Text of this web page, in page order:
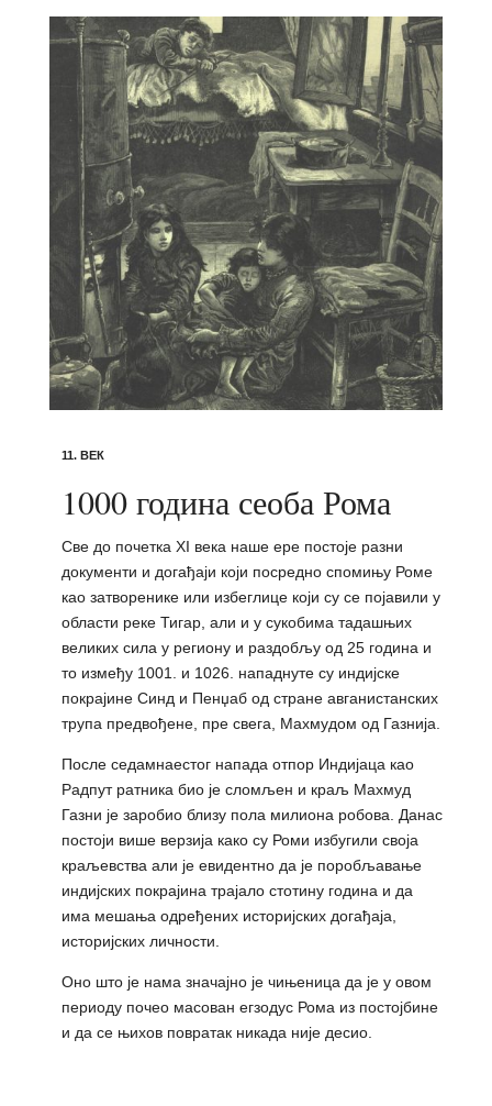
11. ВЕК
1000 година сеоба Рома
Све до почетка XI века наше ере постоје разни
документи и догађаји који посредно спомињу Роме
као затворенике или избеглице који су се појавили у
области реке Тигар, али и у сукобима тадашњих
великих сила у региону и раздобљу од 25 година и
то између 1001. и 1026. нападнуте су индијске
покрајине Синд и Пенџаб од стране авганистанских
трупа предвођене, пре свега, Махмудом од Газнија.
После седамнаестог напада отпор Индијаца као
Радпут ратника био је сломљен и краљ Махмуд
Газни је заробио близу пола милиона робова. Данас
постоји више верзија како су Роми избугили своја
краљевства али је евидентно да је поробљавање
индијских покрајина трајало стотину година и да
има мешања одређених историјских догађаја,
историјских личности.
Оно што је нама значајно је чињеница да је у овом
периоду почео масован егзодус Рома из постојбине
и да се њихов повратак никада није десио.